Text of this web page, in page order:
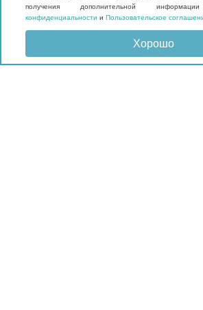
получения дополнительной
конфиденциальности и Пользовательское
Хорошо